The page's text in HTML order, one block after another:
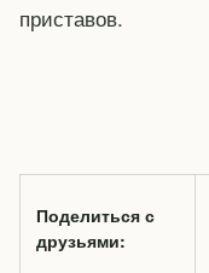
приставов.
Поделиться с
друзьями: